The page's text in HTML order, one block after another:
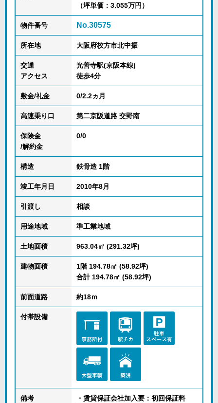
（坪単価：3.055万円）
物件番号 No.30575
所在地 大阪府枚方市北中振
交通
アクセス
光善寺駅(京阪本線)
徒歩4分
敷金/礼金 0/2.2ヵ月
高速乗り口 第二京阪道路 交野南
保険金
/解約金
0/0
構造 鉄骨造 1階
竣工年月日 2010年8月
引渡し 相談
用途地域 準工業地域
土地面積 963.04㎡ (291.32坪)
建物面積
1階 194.78㎡ (58.92坪)
合計 194.78㎡ (58.92坪)
前面道路 約18ｍ
付帯設備
備考
・賃貸保証会社加入要：初回保証料